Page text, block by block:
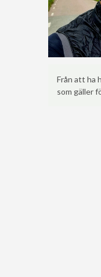
Från att ha
som gäller